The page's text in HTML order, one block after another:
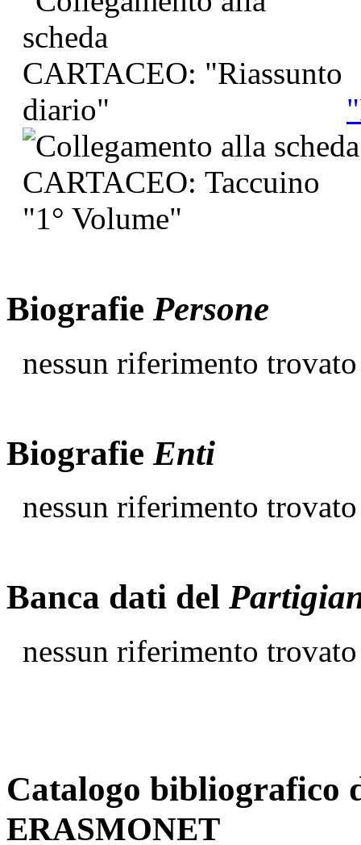
Biografie Persone
nessun riferimento trovato
Biografie Enti
nessun riferimento trovato
Banca dati del
nessun riferimento trovato
Catalogo bibliografico
ERASMONET